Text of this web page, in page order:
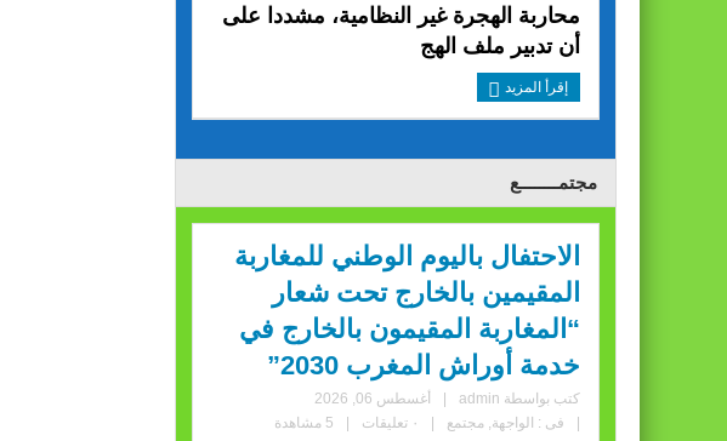
محاربة الهجرة غير النظامية، مشددا على
أن تدبير ملف الهج
إقرأ المزيد
مجتمــــــــع
الاحتفال باليوم الوطني للمغاربة
المقيمين بالخارج تحت شعار
“المغاربة المقيمون بالخارج في
خدمة أوراش المغرب 2030”
كتب بواسطة admin
أغسطس 06, 2026
فى : الواجهة, مجتمع ٠ تعليقات 5 مشاهدة